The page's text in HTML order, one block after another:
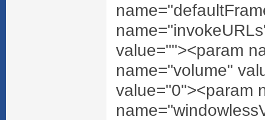
value=""><param
name="volume"
value="0"><param